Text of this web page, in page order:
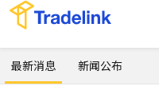
最新消息 新闻公布